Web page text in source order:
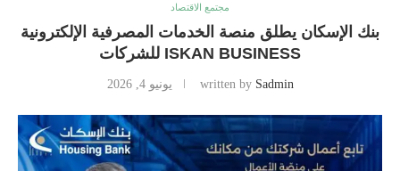
مجتمع الاقتصاد
بنك الإسكان يطلق منصة الخدمات المصرفية الإلكترونية
ISKAN BUSINESS للشركات
written by Sadmin يونيو 4, 2026